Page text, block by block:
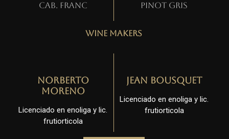
Cab. Franc Pinot gris
Wine Makers
Norberto
Moreno
Licenciado en enoliga y lic.
frutiorticola
Jean Bousquet
Licenciado en enoliga y lic.
frutiorticola